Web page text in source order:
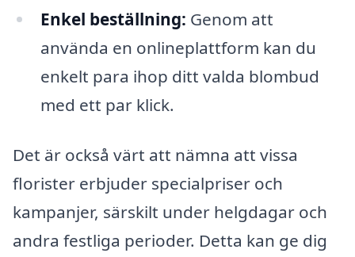
Enkel beställning: Genom att
använda en onlineplattform kan du
enkelt para ihop ditt valda blombud
med ett par klick.
Det är också värt att nämna att vissa
florister erbjuder specialpriser och
kampanjer, särskilt under helgdagar och
andra festliga perioder. Detta kan ge dig